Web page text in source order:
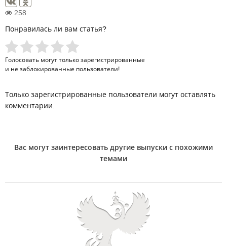
258
Понравилась ли вам статья?
Голосовать могут только зарегистрированные
и не заблокированные пользователи!
Только зарегистрированные пользователи могут оставлять
комментарии.
Вас могут заинтересовать другие выпуски с похожими
темами